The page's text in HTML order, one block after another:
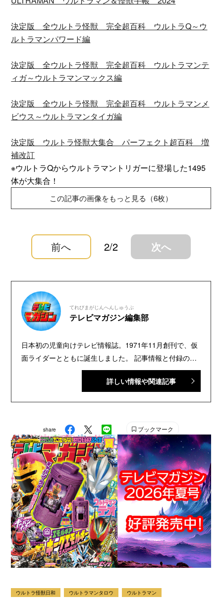
決定版 全ウルトラ怪獣 完全超百科 ウルトラQ～ウ
ルトラマンパワード編
決定版 全ウルトラ怪獣 完全超百科 ウルトラマンテ
ィガ～ウルトラマンマックス編
決定版 全ウルトラ怪獣 完全超百科 ウルトラマンメ
ビウス～ウルトラマンタイガ編
決定版 ウルトラ怪獣大集合 パーフェクト超百科 増
補改訂
※ウルトラQからウルトラマントリガーに登場した1495
体が大集合！
この記事の画像をもっと見る（6枚）
前へ 2/2 次へ
てれびまがじんへんしゅうぶ
テレビマガジン編集部
日本初の児童向けテレビ情報誌。1971年11月創刊で、仮
面ライダーとともに誕生しました。 記事情報と付録の詳
細は、YouTubeの『テレビマガジン 公式動画チャンネ
ル』で配信中。講談社発行の幼年・児童・少年・少女向
雑誌です。 【SNS】 X（旧Twitter）：@tele_maga
Instagram：＠tele_maga
詳しい情報や関連記事
share ブックマーク
ウルトラ怪獣日和 ウルトラマンタロウ ウルトラマン